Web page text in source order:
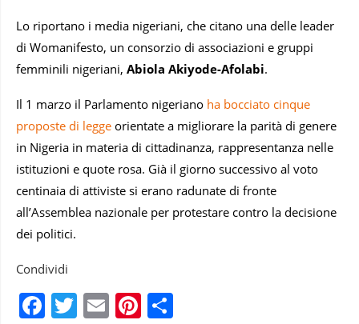
Lo riportano i media nigeriani, che citano una delle leader
di Womanifesto, un consorzio di associazioni e gruppi
femminili nigeriani, Abiola Akiyode-Afolabi.
Il 1 marzo il Parlamento nigeriano ha bocciato cinque
proposte di legge orientate a migliorare la parità di genere
in Nigeria in materia di cittadinanza, rappresentanza nelle
istituzioni e quote rosa. Già il giorno successivo al voto
centinaia di attiviste si erano radunate di fronte
all’Assemblea nazionale per protestare contro la decisione
dei politici.
Condividi
Facebook
Twitter
EmailPinterest